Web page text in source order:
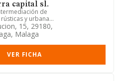
capital sl.
de
y urbanas,
15, 29180,
Malaga
VER FICHA